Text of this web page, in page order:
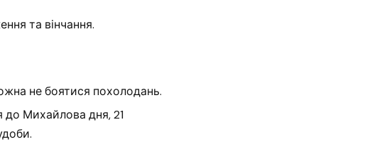
та вінчання.
не боятися похолодань.
Михайлова дня, 21